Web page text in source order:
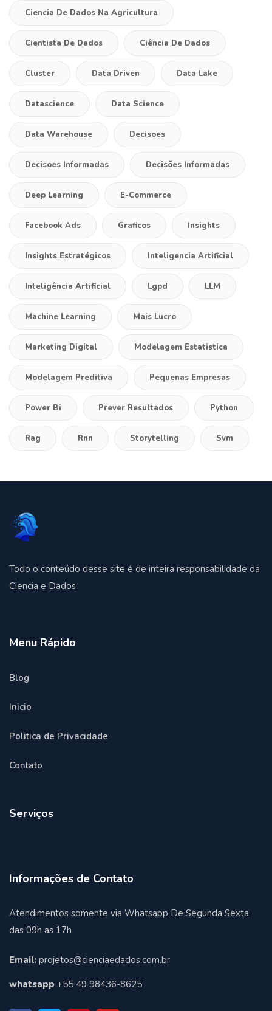
Ciencia De Dados Na Agricultura
Cientista De Dados Ciência De Dados
Cluster Data Driven Data Lake
Datascience Data Science
Data Warehouse Decisoes
Decisoes Informadas Decisões Informadas
Deep Learning E-Commerce
Facebook Ads Graficos Insights
Insights Estratégicos Inteligencia Artificial
Inteligência Artificial Lgpd LLM
Machine Learning Mais Lucro
Marketing Digital Modelagem Estatistica
Modelagem Preditiva Pequenas Empresas
Power Bi Prever Resultados Python
Rag Rnn Storytelling Svm
Todo o conteúdo desse site é de inteira responsabilidade da
Ciencia e Dados
Menu Rápido
Blog
Inicio
Politica de Privacidade
Contato
Serviços
Informações de Contato
Atendimentos somente via Whatsapp De Segunda Sexta
das 09h as 17h
Email: projetos@cienciaedados.com.br
whatsapp +55 49 98436-8625